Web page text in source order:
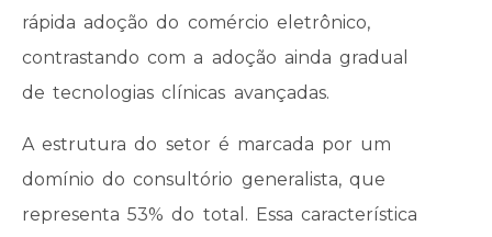
rápida adoção do comércio eletrônico,
contrastando com a adoção ainda gradual
de tecnologias clínicas avançadas.
A estrutura do setor é marcada por um
domínio do consultório generalista, que
representa 53% do total. Essa característica